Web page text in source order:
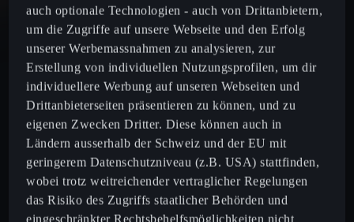
Formentor
Leon
Leon Sportstourer
Born
Ateca
auch optionale Technologien - auch von Drittanbietern,
um die Zugriffe auf unsere Webseite und den Erfolg
unserer Werbemassnahmen zu analysieren, zur
Erstellung von individuellen Nutzungsprofilen, um dir
individuellere Werbung auf unseren Webseiten und
Drittanbieterseiten präsentieren zu können, und zu
eigenen Zwecken Dritter. Diese können auch in
Ländern ausserhalb der Schweiz und der EU mit
geringerem Datenschutzniveau (z.B. USA) stattfinden,
wobei trotz weitreichender vertraglicher Regelungen
das Risiko des Zugriffs staatlicher Behörden und
eingeschränkter Rechtsbehelfsmöglichkeiten nicht